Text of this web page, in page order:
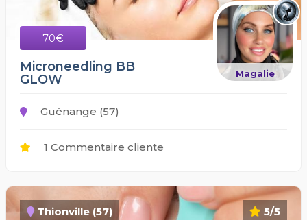
70€
Magalie
Microneedling BB
GLOW
Guénange (57)
1 Commentaire cliente
5/5
Thionville (57)